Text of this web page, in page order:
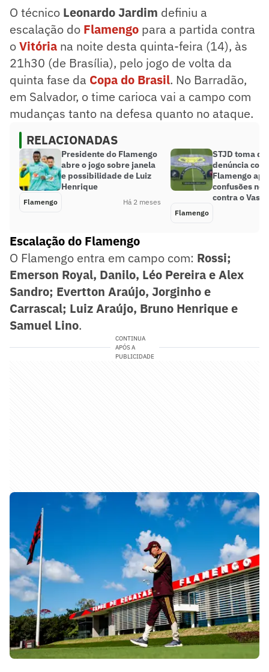
O técnico Leonardo Jardim definiu a
escalação do Flamengo para a partida contra
oVitória na noite desta quinta-feira (14), às
21h30 (de Brasília), pelo jogo de volta da
quinta fase da Copa do Brasil. No Barradão,
em Salvador, o time carioca vai a campo com
mudanças tanto na defesa quanto no ataque.
RELACIONADAS
Presidente do Flamengo
abre o jogo sobre janela
e possibilidade de Luiz
Henrique
Flamengo Há 2 meses
STJD toma
denúncia
Flamengo
confusões no
contra o Vasco
Flamengo
Escalação do Flamengo
O Flamengo entra em campo com: Rossi;
Emerson Royal, Danilo, Léo Pereira e Alex
Sandro; Evertton Araújo, Jorginho e
Carrascal; Luiz Araújo, Bruno Henrique e
Samuel Lino.
CONTINUA
APÓS A
PUBLICIDADE